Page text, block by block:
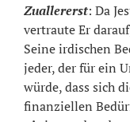
Zuallererst: Da
vertraute Er
Seine irdischen
jeder, der für ein
würde, dass sich
finanziellen